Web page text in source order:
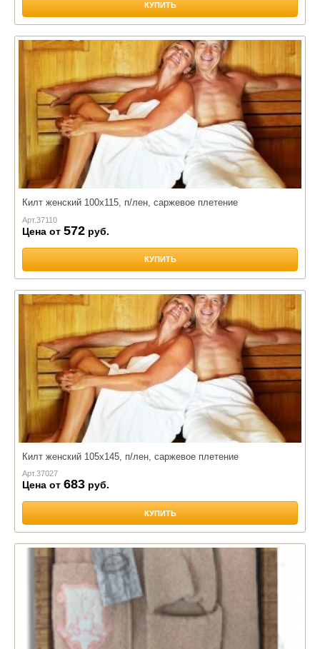
КУПИТЬ
Килт женский 100х115, п/лен, саржевое плетение
Арт.37110
Цена от 572 руб.
КУПИТЬ
Килт женский 105х145, п/лен, саржевое плетение
Арт.37027
Цена от 683 руб.
КУПИТЬ